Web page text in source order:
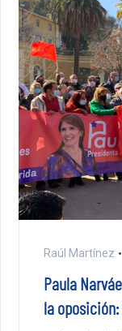
Raúl Martínez
Paula
la oposición: